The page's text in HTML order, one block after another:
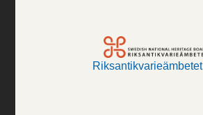
Riksantikvarieämbetet